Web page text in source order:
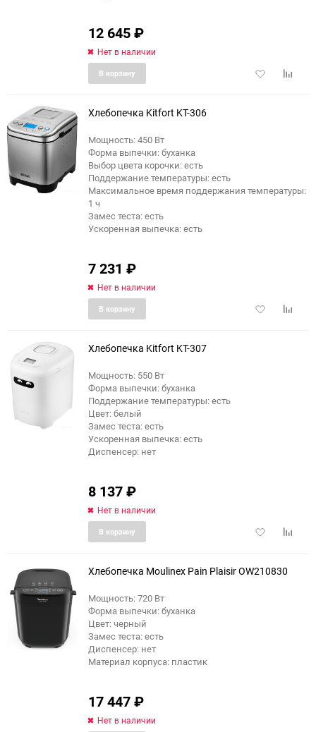
12 645₽
Нет в наличии
Добавить
В корзину
Хлебопечка Kitfort KT-306
Мощность: 450 Вт
Форма выпечки: буханка
Выбор цвета корочки: есть
Поддержание температуры: есть
Максимальное время поддержания температуры:
1 ч
Замес теста: есть
Ускоренная выпечка: есть
7 231 ₽
Нет в наличии
Добавить
В корзину
Хлебопечка Kitfort KT-307
Мощность: 550 Вт
Форма выпечки: буханка
Поддержание температуры: есть
Цвет: белый
Замес теста: есть
Ускоренная выпечка: есть
Диспенсер: нет
8 137₽
Нет в наличии
Добавить
В корзину
еще 5 фото
Хлебопечка Moulinex Pain Plaisir OW210830
Мощность: 720 Вт
Форма выпечки: буханка
Цвет: черный
Замес теста: есть
Диспенсер: нет
Материал корпуса: пластик
17 447₽
Нет в наличии